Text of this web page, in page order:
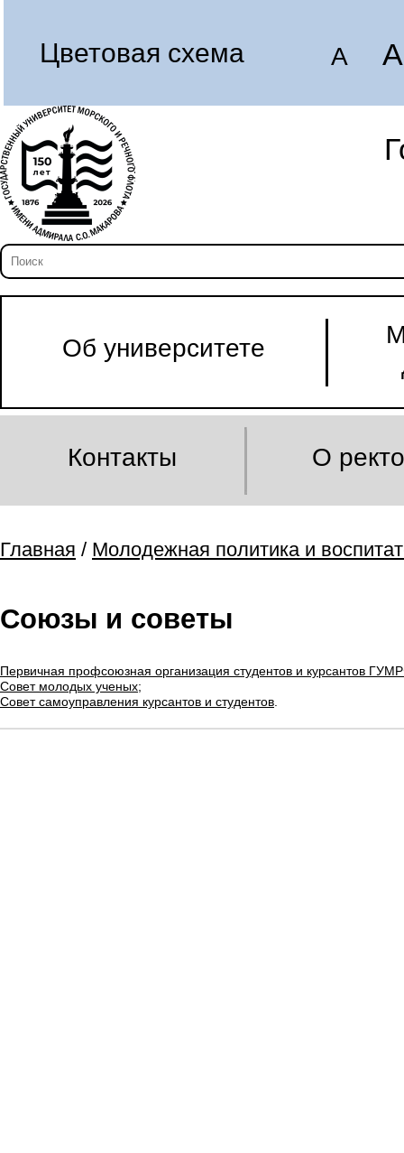
Цветовая схема A A
Об университете
Контакты О
Главная / Молодежная политика и
Союзы и советы
Первичная профсоюзная организация студентов и курсантов
Совет молодых ученых;
Совет самоуправления курсантов и студентов